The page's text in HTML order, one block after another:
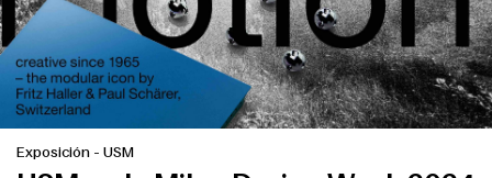
Exposición - USM